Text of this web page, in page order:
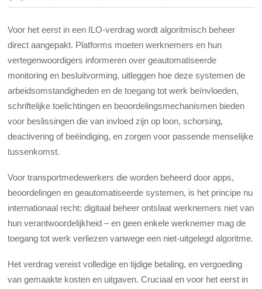
Voor het eerst in een ILO-verdrag wordt algoritmisch beheer
direct aangepakt. Platforms moeten werknemers en hun
vertegenwoordigers informeren over geautomatiseerde
monitoring en besluitvorming, uitleggen hoe deze systemen de
arbeidsomstandigheden en de toegang tot werk beïnvloeden,
schriftelijke toelichtingen en beoordelingsmechanismen bieden
voor beslissingen die van invloed zijn op loon, schorsing,
deactivering of beëindiging, en zorgen voor passende menselijke
tussenkomst.
Voor transportmedewerkers die worden beheerd door apps,
beoordelingen en geautomatiseerde systemen, is het principe nu
internationaal recht: digitaal beheer ontslaat werknemers niet van
hun verantwoordelijkheid – en geen enkele werknemer mag de
toegang tot werk verliezen vanwege een niet-uitgelegd algoritme.
Het verdrag vereist volledige en tijdige betaling, en vergoeding
van gemaakte kosten en uitgaven. Cruciaal en voor het eerst in